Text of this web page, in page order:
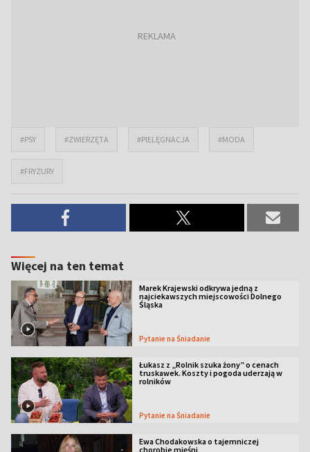
#PSY #ZWIERZĘTA #PIELĘGNACJA #MODA
#FRYZURY
Więcej na ten temat
Marek Krajewski odkrywa jedną z
najciekawszych miejscowości Dolnego
Śląska
Pytanie na Śniadanie
Łukasz z „Rolnik szuka żony” o cenach
truskawek. Koszty i pogoda uderzają w
rolników
Pytanie na Śniadanie
Ewa Chodakowska o tajemniczej
chorobie mięśni